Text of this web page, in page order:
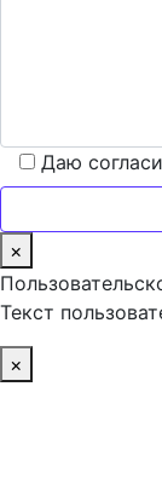
Даю
×
Текст
×